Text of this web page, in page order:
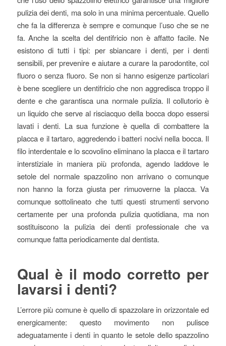
pulizia dei denti, ma solo in una minima percentuale. Quello
che fa la differenza è sempre e comunque l’uso che se ne
fa. Anche la scelta del dentifricio non è affatto facile. Ne
esistono di tutti i tipi: per sbiancare i denti, per i denti
sensibili, per prevenire e aiutare a curare la parodontite, col
fluoro o senza fluoro. Se non si hanno esigenze particolari
è bene scegliere un dentifricio che non aggredisca troppo il
dente e che garantisca una normale pulizia. Il collutorio è
un liquido che serve al risciacquo della bocca dopo essersi
lavati i denti. La sua funzione è quella di combattere la
placca e il tartaro, aggredendo i batteri nocivi nella bocca. Il
filo interdentale e lo scovolino eliminano la placca e il tartaro
interstiziale in maniera più profonda, agendo laddove le
setole del normale spazzolino non arrivano o comunque
non hanno la forza giusta per rimuoverne la placca. Va
comunque sottolineato che tutti questi strumenti servono
certamente per una profonda pulizia quotidiana, ma non
sostituiscono la pulizia dei denti professionale che va
comunque fatta periodicamente dal dentista.
Qual è il modo corretto per
lavarsi i denti?
L’errore più comune è quello di spazzolare in orizzontale ed
energicamente: questo movimento non pulisce
adeguatamente i denti in quanto le setole dello spazzolino